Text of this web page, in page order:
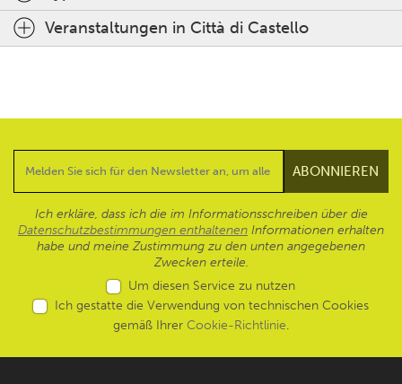
Veranstaltungen in Città di Castello
Ich erkläre, dass ich die im Informationsschreiben über die
Datenschutzbestimmungen enthaltenen Informationen erhalten
habe und meine Zustimmung zu den unten angegebenen
Zwecken erteile.
Um diesen Service zu nutzen
Ich gestatte die Verwendung von technischen Cookies
gemäß Ihrer Cookie-Richtlinie.